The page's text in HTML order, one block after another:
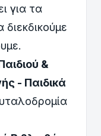
για τα
&
- Παιδικά